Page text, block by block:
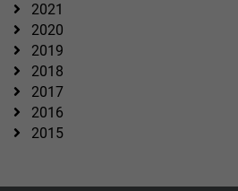
2021
2020
2019
2018
2017
2016
2015